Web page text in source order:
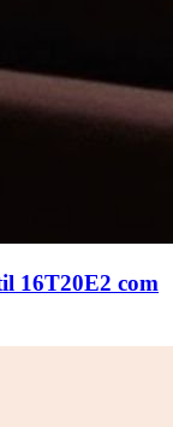
16T20E2 com